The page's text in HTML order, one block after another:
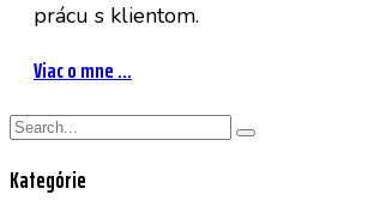
prácu s klientom.
Viac o mne ...
Kategórie